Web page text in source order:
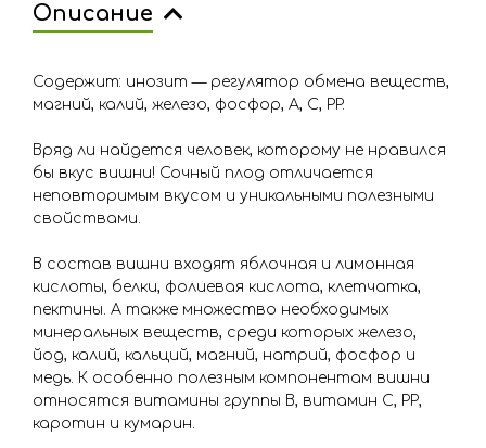
Описание
Содержит: инозит — регулятор обмена веществ,
магний, калий, железо, фосфор, А, С, PP.
Вряд ли найдется человек, которому не нравился
бы вкус вишни! Сочный плод отличается
неповторимым вкусом и уникальными полезными
свойствами.
В состав вишни входят яблочная и лимонная
кислоты, белки, фолиевая кислота, клетчатка,
пектины. А также множество необходимых
минеральных веществ, среди которых железо,
йод, калий, кальций, магний, натрий, фосфор и
медь. К особенно полезным компонентам вишни
относятся витамины группы В, витамин C, РР,
каротин и кумарин.